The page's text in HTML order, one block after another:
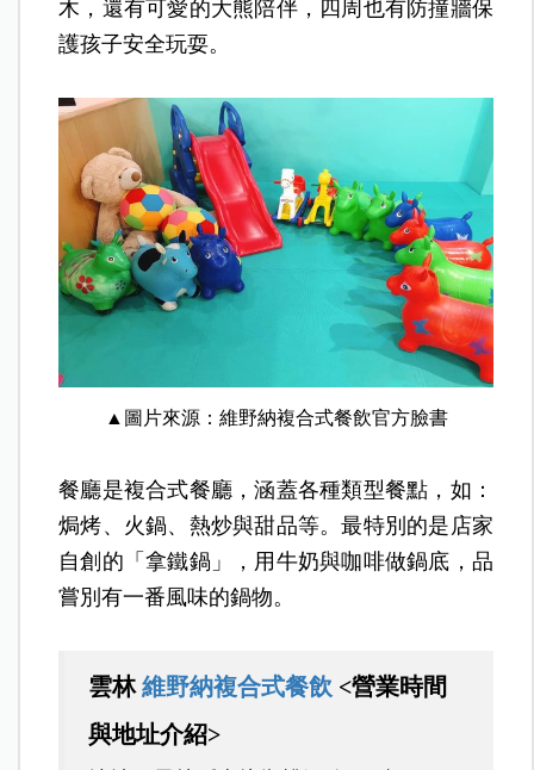
木，還有可愛的大熊陪伴，四周也有防撞牆保
護孩子安全玩耍。
▲圖片來源：維野納複合式餐飲官方臉書
餐廳是複合式餐廳，涵蓋各種類型餐點，如：
焗烤、火鍋、熱炒與甜品等。最特別的是店家
自創的「拿鐵鍋」，用牛奶與咖啡做鍋底，品
嘗別有一番風味的鍋物。
雲林維野納複合式餐飲 <營業時間
與地址介紹>